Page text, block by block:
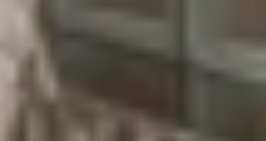
công nghệ AI đám mây và xử lý đa phương